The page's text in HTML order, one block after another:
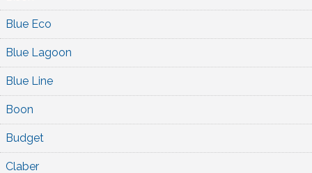
Blue Eco
Blue Lagoon
Blue Line
Boon
Budget
Claber